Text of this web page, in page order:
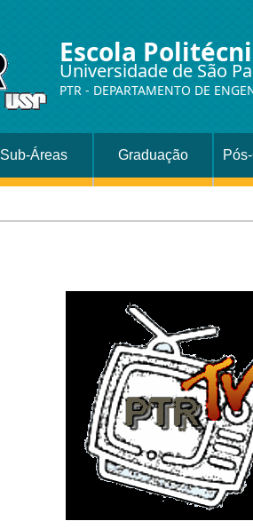
Escola
Universidade de São
PTR - DEPARTAMENTO DE
Sub-Áreas Graduação